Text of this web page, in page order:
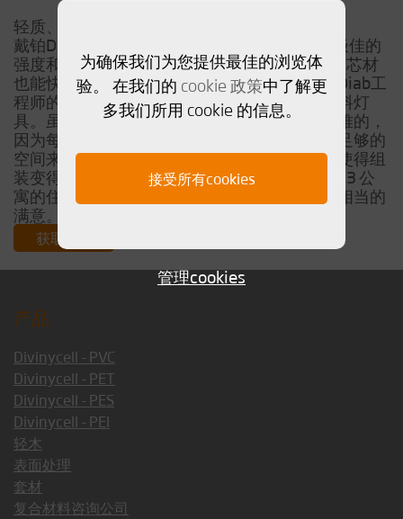
轻质、高强，为您提供充分的设计自由度
戴铂Divinycell 高性能复合材料因其能够提供极佳的
强度和设计的自由度而被选用。同时Divinycell芯材
也能快速和容易使用。在与当地的工程团队和Diab工
程师的帮助下，共同完成了这些轻质的复合材料灯
具。虽然将所有的部件组装起来还是有一定困难的，
因为每一片定制的部件形状都相当巨大，需要足够的
空间来组装，但是由于使用材料为轻质组件，使得组
装变得更为容易。Sansiri和EDGE Sukhumvit 23 公
寓的住户们都对大堂入口处明亮和时尚的灯具相当的
满意。
获取PDF
产品
Divinycell - PVC
Divinycell - PET
Divinycell - PES
Divinycell - PEI
轻木
表面处理
套材
复合材料咨询公司
为确保我们为您提供最佳的浏览体
验。 在我们的 cookie 政策中了解更
多我们所用 cookie 的信息。
接受所有cookies
管理cookies